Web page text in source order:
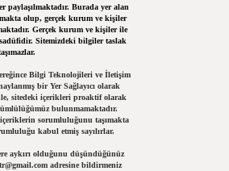
paylaşılmaktadır. Burada yer alan
olup, gerçek kurum ve kişiler
Gerçek kurum ve kişiler ile
Sitemizdeki bilgiler taslak
Bilgi Teknolojileri ve İletişim
bir Yer Sağlayıcı olarak
sitedeki içerikleri proaktif olarak
bulunmamaktadır.
sorumluluğunu taşımakta
kabul etmiş sayılırlar.
aykırı olduğunu düşündüğünüz
adresine bildirmeniz